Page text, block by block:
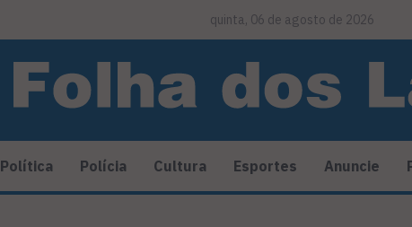
quinta, 06 de agosto de 2026
Política Polícia Cultura Esportes Anuncie